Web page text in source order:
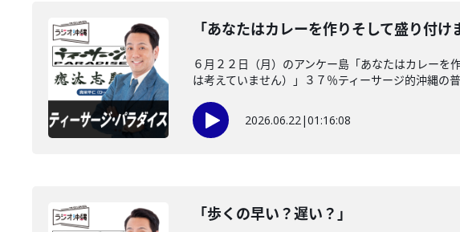
「あなたはカレーを作りそして盛り付け
６月２２日（月）のアンケー島「あなたはカレー
は考えていません）」３７％ティーサージ的沖縄の
2026.06.22|01:16:08
「歩くの早い？遅い？」